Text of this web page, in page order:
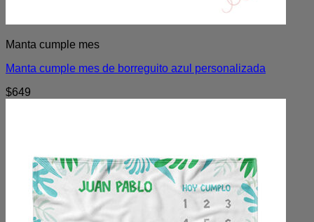
Manta cumple mes
Manta cumple mes de borreguito azul personalizada
$649